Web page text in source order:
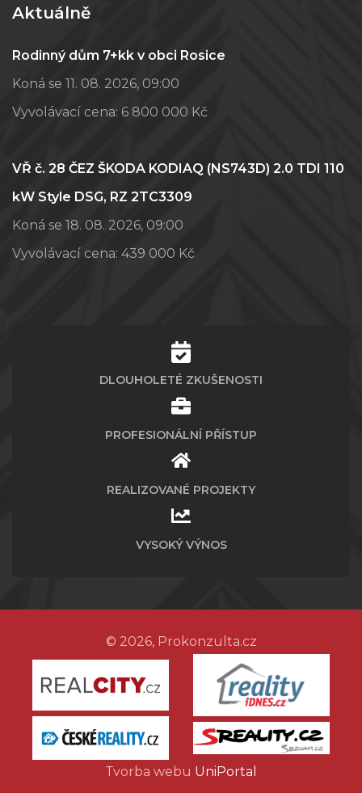
Aktuálně
Rodinný dům 7+kk v obci Rosice
Koná se 11. 08. 2026, 09:00
Vyvolávací cena: 6 800 000 Kč
VŘ č. 28 ČEZ ŠKODA KODIAQ (NS743D) 2.0 TDI 110
kW Style DSG, RZ 2TC3309
Koná se 18. 08. 2026, 09:00
Vyvolávací cena: 439 000 Kč
DLOUHOLETÉ ZKUŠENOSTI
PROFESIONÁLNÍ PŘÍSTUP
REALIZOVANÉ PROJEKTY
VYSOKÝ VÝNOS
© 2026, Prokonzulta.cz
Tvorba webu UniPortal